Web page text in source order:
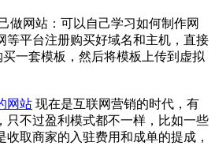
做网站：可以自己学习如何制作网
等平台注册购买好域名和主机，直接
买一套模板，然后将模板上传到虚拟
网站 现在是互联网营销的时代，有
只不过盈利模式都不一样，比如一些
收取商家的入驻费用和成单的提成，